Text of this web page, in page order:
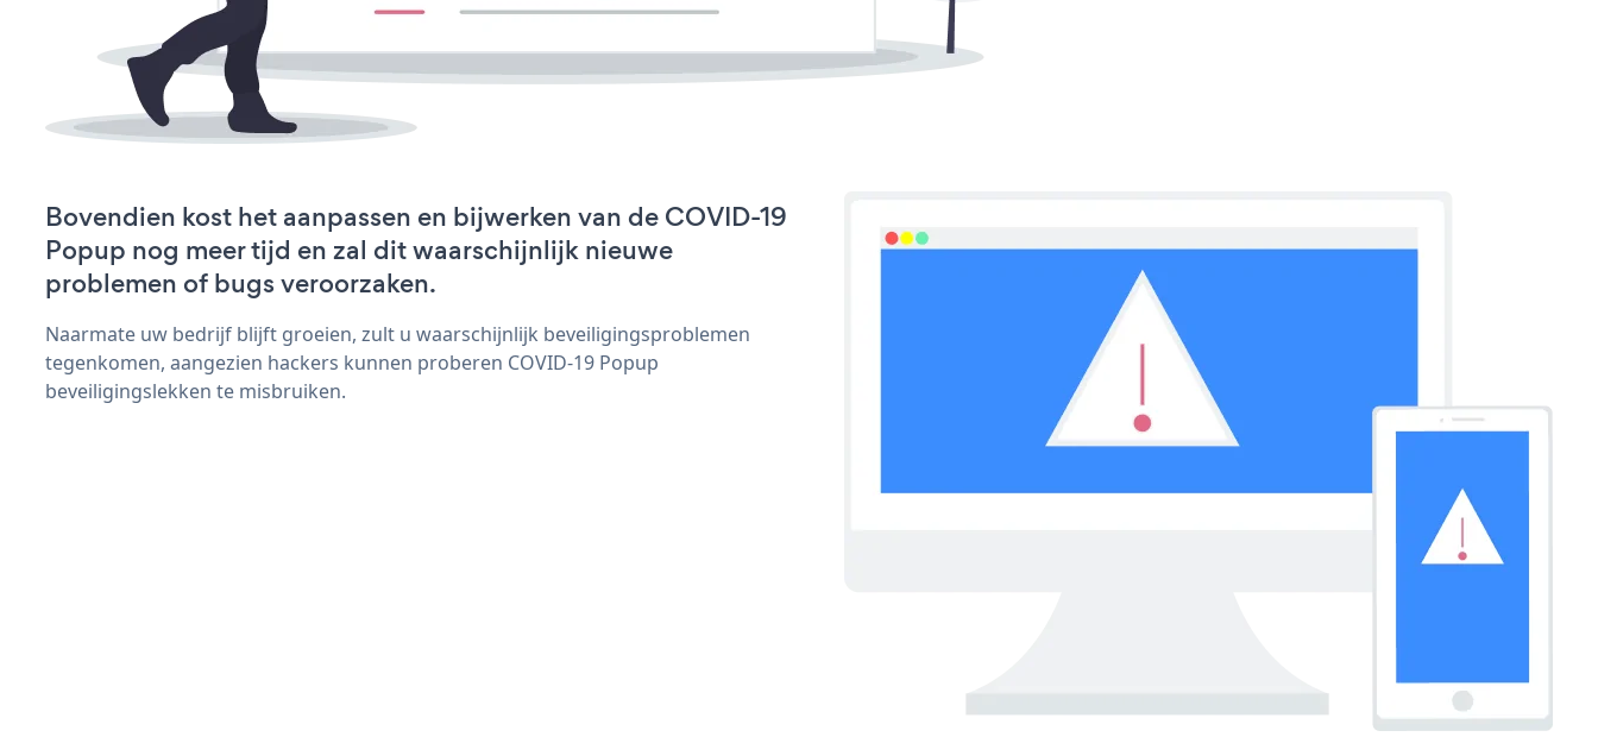
Bovendien kost het aanpassen en bijwerken van de COVID-19
Popup nog meer tijd en zal dit waarschijnlijk nieuwe
problemen of bugs veroorzaken.
Naarmate uw bedrijf blijft groeien, zult u waarschijnlijk beveiligingsproblemen
tegenkomen, aangezien hackers kunnen proberen COVID-19 Popup
beveiligingslekken te misbruiken.